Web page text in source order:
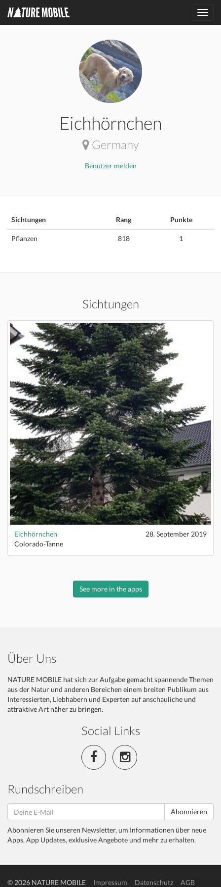
Eichhörnchen
Germany
Benutzer melden
Sichtungen Rang Punkte
Pflanzen 818 1
Sichtungen
Eichhörnchen
28. September 2019
Colorado-Tanne
See more in the apps
Über Uns
NATURE MOBILE hat sich zur Aufgabe gemacht spannende Themen
aus der Natur und anderen Bereichen einem breiten Publikum aus
Interessierten, Liebhabern und Experten auf anschauliche und
attraktive Art näher zu bringen.
Social Links
Rundschreiben
Abonnieren
Abonnieren Sie unseren Newsletter, um Informationen über neue
Apps, App Updates, exklusive Angebote und mehr zu erhalten.
© 2026 NATURE MOBILE Impressum Datenschutz AGB